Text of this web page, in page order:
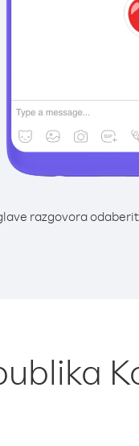
razgovora